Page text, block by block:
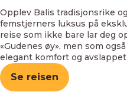
Opplev Balis tradisjonsrike
femstjerners luksus på
reise som ikke bare lar deg
«Gudenes øy», men som
elegant komfort og
Se reisen